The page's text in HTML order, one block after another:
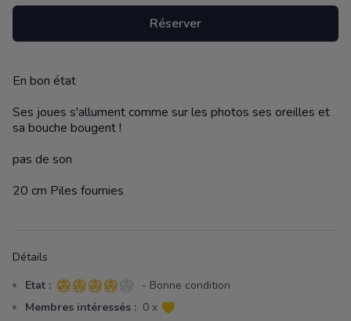
Réserver
Description
En bon état
Ses joues s'allument comme sur les photos ses oreilles et
sa bouche bougent !
pas de son
20 cm Piles fournies
Détails
Etat : 4 sur 5 étoiles
- Bonne condition
Membres intéressés : 0 x